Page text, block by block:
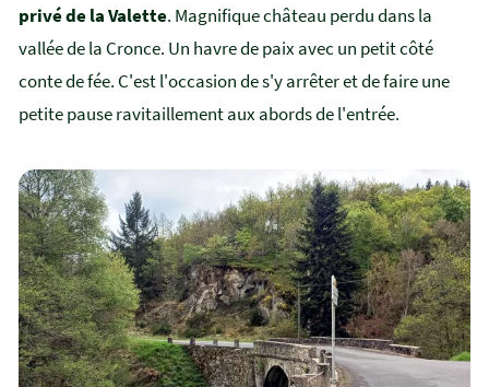
privé de la Valette. Magnifique château perdu dans la
vallée de la Cronce. Un havre de paix avec un petit côté
conte de fée. C'est l'occasion de s'y arrêter et de faire une
petite pause ravitaillement aux abords de l'entrée.